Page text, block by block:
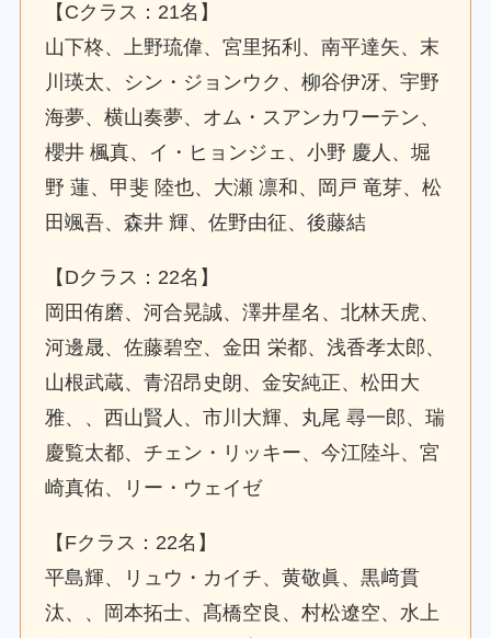
【Cクラス：21名】
山下柊、上野琉偉、宮里拓利、南平達矢、末
川瑛太、シン・ジョンウク、柳谷伊冴、宇野
海夢、横山奏夢、オム・スアンカワーテン、
櫻井 楓真、イ・ヒョンジェ、小野 慶人、堀
野 蓮、甲斐 陸也、大瀬 凛和、岡戸 竜芽、松
田颯吾、森井 輝、佐野由征、後藤結
【Dクラス：22名】
岡田侑磨、河合晃誠、澤井星名、北林天虎、
河邊晟、佐藤碧空、金田 栄都、浅香孝太郎、
山根武蔵、青沼昂史朗、金安純正、松田大
雅、、西山賢人、市川大輝、丸尾 尋一郎、瑞
慶覧太都、チェン・リッキー、今江陸斗、宮
崎真佑、リー・ウェイゼ
【Fクラス：22名】
平島輝、リュウ・カイチ、黄敬眞、黒﨑貫
汰、、岡本拓士、髙橋空良、村松遼空、水上